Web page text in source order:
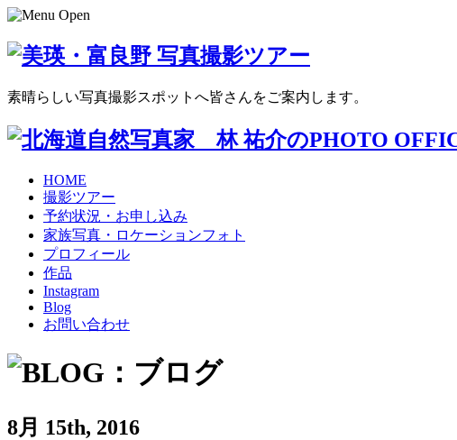
素晴らしい写真撮影スポットへ皆さんをご案内します。
HOME
撮影ツアー
予約状況・お申し込み
家族写真・ロケーションフォト
プロフィール
作品
Instagram
Blog
お問い合わせ
8月 15th, 2016